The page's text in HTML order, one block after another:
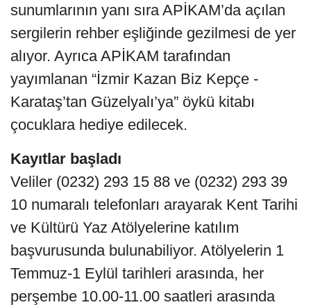
sunumlarının yanı sıra APİKAM’da açılan
sergilerin rehber eşliğinde gezilmesi de yer
alıyor. Ayrıca APİKAM tarafından
yayımlanan “İzmir Kazan Biz Kepçe -
Karataş’tan Güzelyalı’ya” öykü kitabı
çocuklara hediye edilecek.
Kayıtlar başladı
Veliler (0232) 293 15 88 ve (0232) 293 39
10 numaralı telefonları arayarak Kent Tarihi
ve Kültürü Yaz Atölyelerine katılım
başvurusunda bulunabiliyor. Atölyelerin 1
Temmuz-1 Eylül tarihleri arasında, her
perşembe 10.00-11.00 saatleri arasında